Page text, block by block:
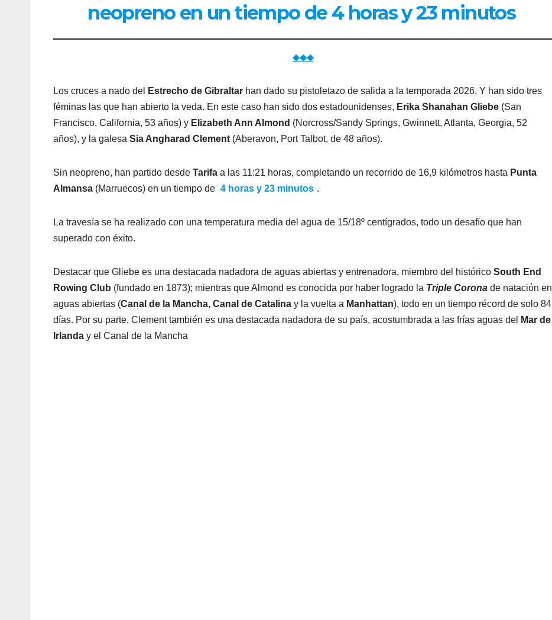
neopreno en un tiempo de 4 horas y 23 minutos
◆◆◆
Los cruces a nado del Estrecho de Gibraltar han dado su pistoletazo de salida a la temporada 2026. Y han sido tres
féminas las que han abierto la veda. En este caso han sido dos estadounidenses, Erika Shanahan Gliebe (San
Francisco, California, 53 años) y Elizabeth Ann Almond (Norcross/Sandy Springs, Gwinnett, Atlanta, Georgia, 52
años), y la galesa Sia Angharad Clement (Aberavon, Port Talbot, de 48 años).
Sin neopreno, han partido desde Tarifa a las 11:21 horas, completando un recorrido de 16,9 kilómetros hasta Punta
Almansa (Marruecos) en un tiempo de 4 horas y 23 minutos .
La travesía se ha realizado con una temperatura media del agua de 15/18º centígrados, todo un desafío que han
superado con éxito.
Destacar que Gliebe es una destacada nadadora de aguas abiertas y entrenadora, miembro del histórico South End
Rowing Club (fundado en 1873); mientras que Almond es conocida por haber logrado la Triple Corona de natación en
aguas abiertas (Canal de la Mancha, Canal de Catalina y la vuelta a Manhattan), todo en un tiempo récord de solo 84
días. Por su parte, Clement también es una destacada nadadora de su país, acostumbrada a las frías aguas del
Mar de
Irlanda y el Canal de la Mancha